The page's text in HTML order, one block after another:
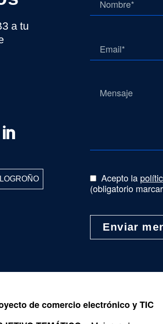
a tu
LOGROÑO Acepto la
(obligatorio
de comercio electrónico y TIC